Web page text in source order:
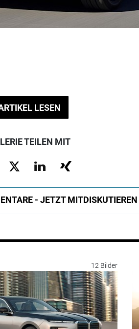
LESEN
TEILEN MIT
- JETZT MITDISKUTIEREN
12 Bilder